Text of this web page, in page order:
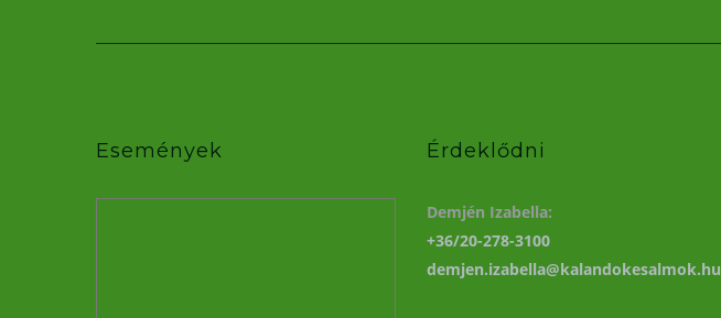
Események Érdeklődni
Demjén Izabella:
+36/20-278-3100
demjen.izabella@kalandokesalmok.hu